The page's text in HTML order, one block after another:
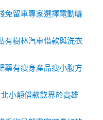
免留車專家選擇電動曬
有樹林汽車借款與洗衣
藥有瘦身產品瘦小腹方
小額借款飲界於高雄